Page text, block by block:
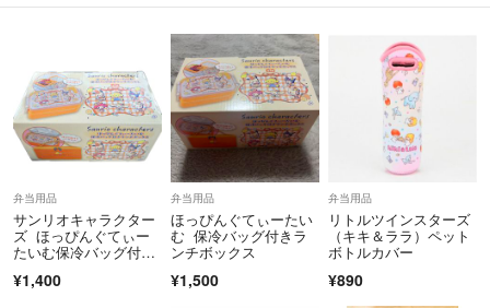
可愛い
人気
友達
彼女
誕生日
お祝い
弁当用品
幼稚園
保育園
弁当用品
サンリオキャラクター
ズ ほっぴんぐてぃー
たいむ保冷バッグ付き
¥1,400
弁当用品
ほっぴんぐてぃーたい
む 保冷バッグ付きラ
ンチボックス
¥1,500
弁当用品
リトルツインスターズ
（キキ＆ララ）ペット
ボトルカバー
¥890